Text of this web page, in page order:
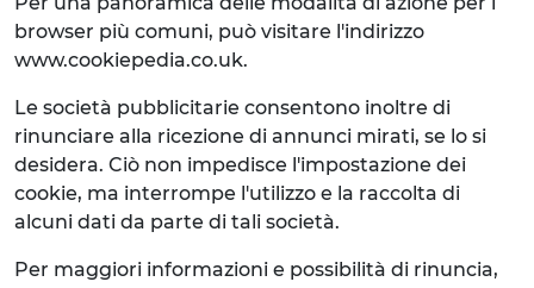
browser più comuni, può visitare l'indirizzo
www.cookiepedia.co.uk.
Le società pubblicitarie consentono inoltre di
rinunciare alla ricezione di annunci mirati, se lo si
desidera. Ciò non impedisce l'impostazione dei
cookie, ma interrompe l'utilizzo e la raccolta di
alcuni dati da parte di tali società.
Per maggiori informazioni e possibilità di rinuncia,